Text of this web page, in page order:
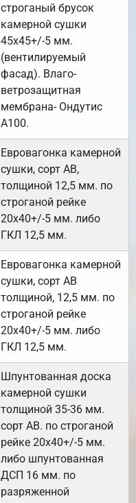
строганый брусок
камерной сушки
45х45+/-5 мм.
(вентилируемый
фасад). Влаго-
ветрозащитная
мембрана- Ондутис
А100.
Евровагонка камерной
сушки, сорт АВ,
толщиной 12,5 мм. по
строганой рейке
20х40+/-5 мм. либо
ГКЛ 12,5 мм.
Евровагонка камерной
сушки, сорт АВ
толщиной, 12,5 мм. по
строганой рейке
20х40+/-5 мм. либо
ГКЛ 12,5 мм.
Шпунтованная доска
камерной сушки
толщиной 35-36 мм.
сорт АВ. по строганой
рейке 20х40+/-5 мм.
либо шпунтованная
ДСП 16 мм. по
разряженной